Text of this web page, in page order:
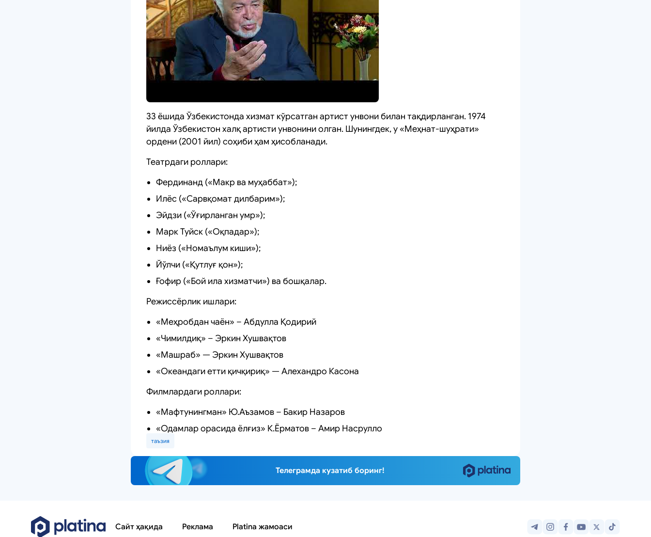
33 ёшида Ўзбекистонда хизмат кўрсатган артист унвони билан тақдирланган. 1974
йилда Ўзбекистон халқ артисти унвонини олган. Шунингдек, у «Меҳнат-шуҳрати»
ордени (2001 йил) соҳиби ҳам ҳисобланади.
Театрдаги роллари:
Фердинанд («Макр ва муҳаббат»);
Илёс («Сарвқомат дилбарим»);
Эйдзи («Ўғирланган умр»);
Марк Туйск («Оқпадар»);
Ниёз («Номаълум киши»);
Йўлчи («Қутлуғ қон»);
Ғофир («Бой ила хизматчи») ва бошқалар.
Режиссёрлик ишлари:
«Меҳробдан чаён» – Абдулла Қодирий
«Чимилдиқ» – Эркин Хушвақтов
«Машраб» — Эркин Хушвақтов
«Океандаги етти қичқириқ» — Алехандро Касона
Филмлардаги роллари:
«Мафтунингман» Ю.Аъзамов – Бакир Назаров
«Одамлар орасида ёлғиз» К.Ёрматов – Амир Насрулло
таъзия
Телеграмда кузатиб боринг!
Сайт ҳақида Реклама Platina жамоаси